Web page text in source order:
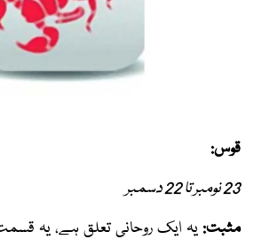
قوس:
23 نومبر تا 22 دسمبر
مثبت:یہ ایک روحانی تعلق ہے، یہ